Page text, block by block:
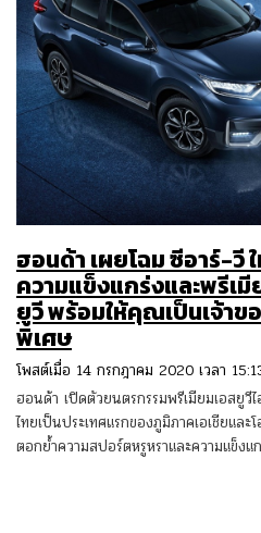
ฮอนด้า เผยโฉม ซีอาร์-
ความแข็งแกร่งและพรีเ
ยูวี พร้อมให้คุณเป็นเจ้า
พิเศษ
โพสต์เมื่อ 14 กรกฎาคม 2020 เวลา
ฮอนด้า เปิดตัวยนตรกรรมพรีเมียมเอสยูวี
ไทยเป็นประเทศแรกของภูมิภาคเอเชียแล
ตอกย้ำความสปอร์ตหรูหราและความแข็งแ